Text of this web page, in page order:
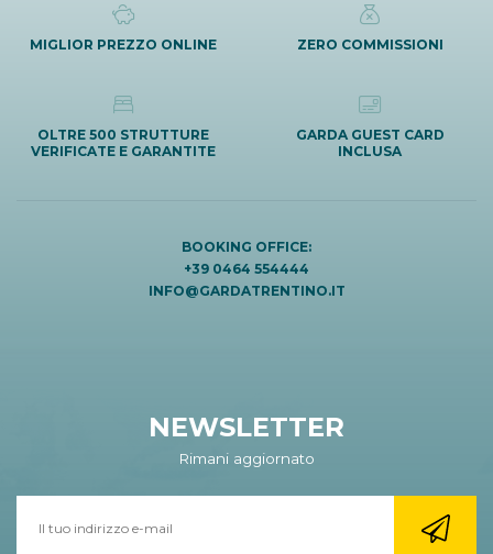
MIGLIOR PREZZO ONLINE ZERO COMMISSIONI
OLTRE 500 STRUTTURE
VERIFICATE E GARANTITE
GARDA GUEST CARD
INCLUSA
BOOKING OFFICE:
+39 0464 554444
INFO@GARDATRENTINO.IT
NEWSLETTER
Rimani aggiornato